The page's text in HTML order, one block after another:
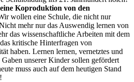
Koproduktion von den
wollen eine Schule, die nicht nur
mehr nur das Auswendig lernen von
das wissenschaftliche Arbeiten mit dem
kritische Hinterfragen von
haben. Lernen lernen, vernetztes und
unserer Kinder sollen gefördert
muss auch auf dem heutigen Stand